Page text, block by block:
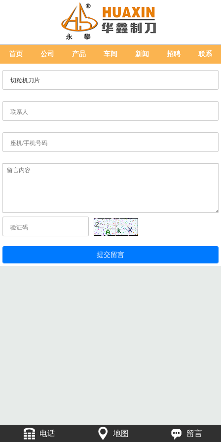
首页 公司 产品 车间 新闻 招聘 联系
电话 地图 留言